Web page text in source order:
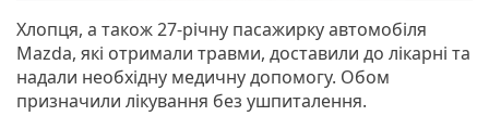
Хлопця, а також 27-річну пасажирку автомобіля
Mazda, які отримали травми, доставили до лікарні та
надали необхідну медичну допомогу. Обом
призначили лікування без ушпиталення.